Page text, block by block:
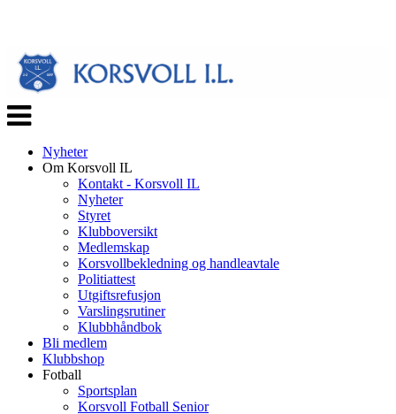
Veksle
navigasjon
Nyheter
Om Korsvoll IL
Kontakt - Korsvoll IL
Nyheter
Styret
Klubboversikt
Medlemskap
Korsvollbekledning og handleavtale
Politiattest
Utgiftsrefusjon
Varslingsrutiner
Klubbhåndbok
Bli medlem
Klubbshop
Fotball
Sportsplan
Korsvoll Fotball Senior